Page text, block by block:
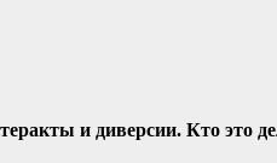
и диверсии. Кто